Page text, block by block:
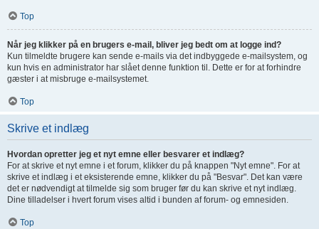
Top
Når jeg klikker på en brugers e-mail, bliver jeg bedt om at logge ind?
Kun tilmeldte brugere kan sende e-mails via det indbyggede e-mailsystem, og
kun hvis en administrator har slået denne funktion til. Dette er for at forhindre
gæster i at misbruge e-mailsystemet.
Top
Skrive et indlæg
Hvordan opretter jeg et nyt emne eller besvarer et indlæg?
For at skrive et nyt emne i et forum, klikker du på knappen "Nyt emne". For at
skrive et indlæg i et eksisterende emne, klikker du på "Besvar". Det kan være
det er nødvendigt at tilmelde sig som bruger før du kan skrive et nyt indlæg.
Dine tilladelser i hvert forum vises altid i bunden af forum- og emnesiden.
Top